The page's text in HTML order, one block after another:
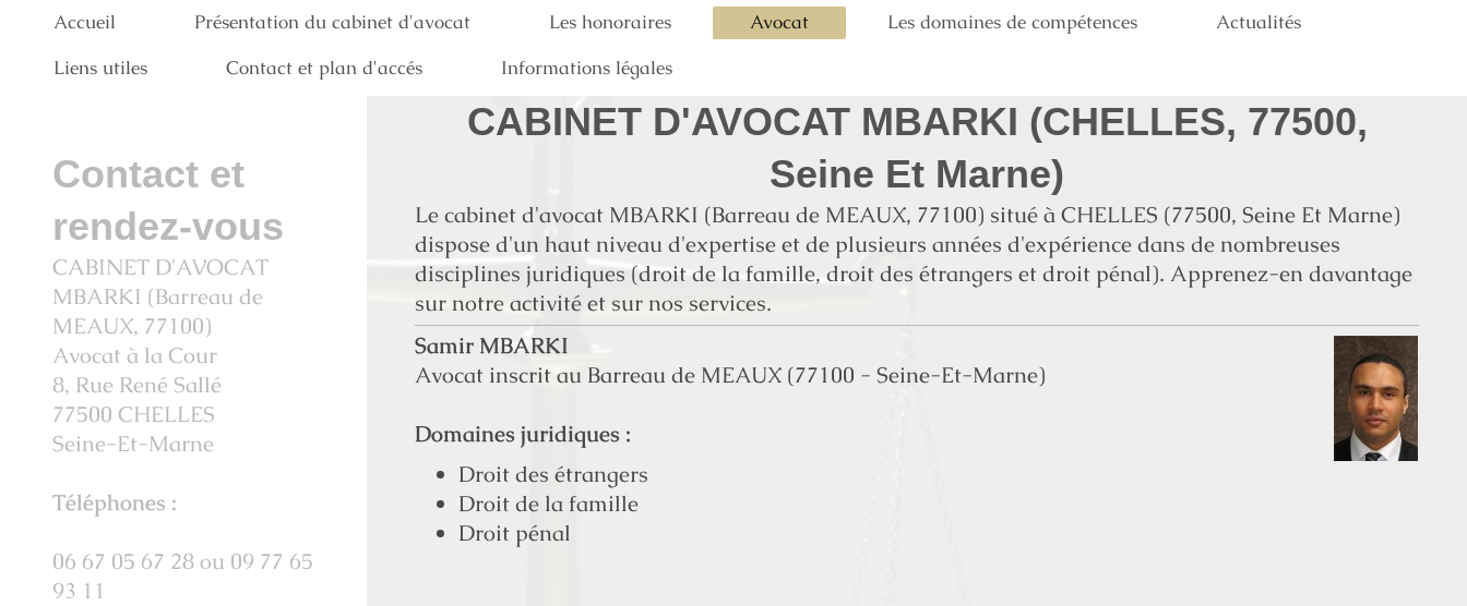
Accueil Présentation du cabinet d'avocat Les honoraires Avocat Les domaines de compétences
Actualités
Liens utiles
Contact et plan d'accés Informations légales
CABINET D'AVOCAT MBARKI (CHELLES, 77500,
Seine Et Marne)
Le cabinet d'avocat MBARKI (Barreau de MEAUX, 77100) situé à CHELLES (77500, Seine Et Marne)
dispose d'un haut niveau d'expertise et de plusieurs années d'expérience dans de nombreuses
disciplines juridiques (droit de la famille, droit des étrangers et droit pénal). Apprenez-en davantage
sur notre activité et sur nos services.
Samir MBARKI
Avocat inscrit au Barreau de MEAUX (77100 - Seine-Et-Marne)
Domaines juridiques :
Droit des étrangers
Droit de la famille
Droit pénal
Contact et
rendez-vous
CABINET D'AVOCAT
MBARKI (Barreau de
MEAUX, 77100)
Avocat à la Cour
8, Rue René Sallé
77500 CHELLES
Seine-Et-Marne
Téléphones :
06 67 05 67 28 ou 09 77 65
93 11